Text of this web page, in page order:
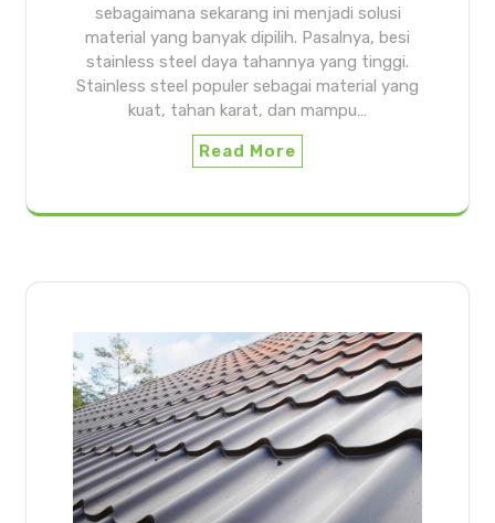
sebagaimana sekarang ini menjadi solusi
material yang banyak dipilih. Pasalnya, besi
stainless steel daya tahannya yang tinggi.
Stainless steel populer sebagai material yang
kuat, tahan karat, dan mampu…
Read More